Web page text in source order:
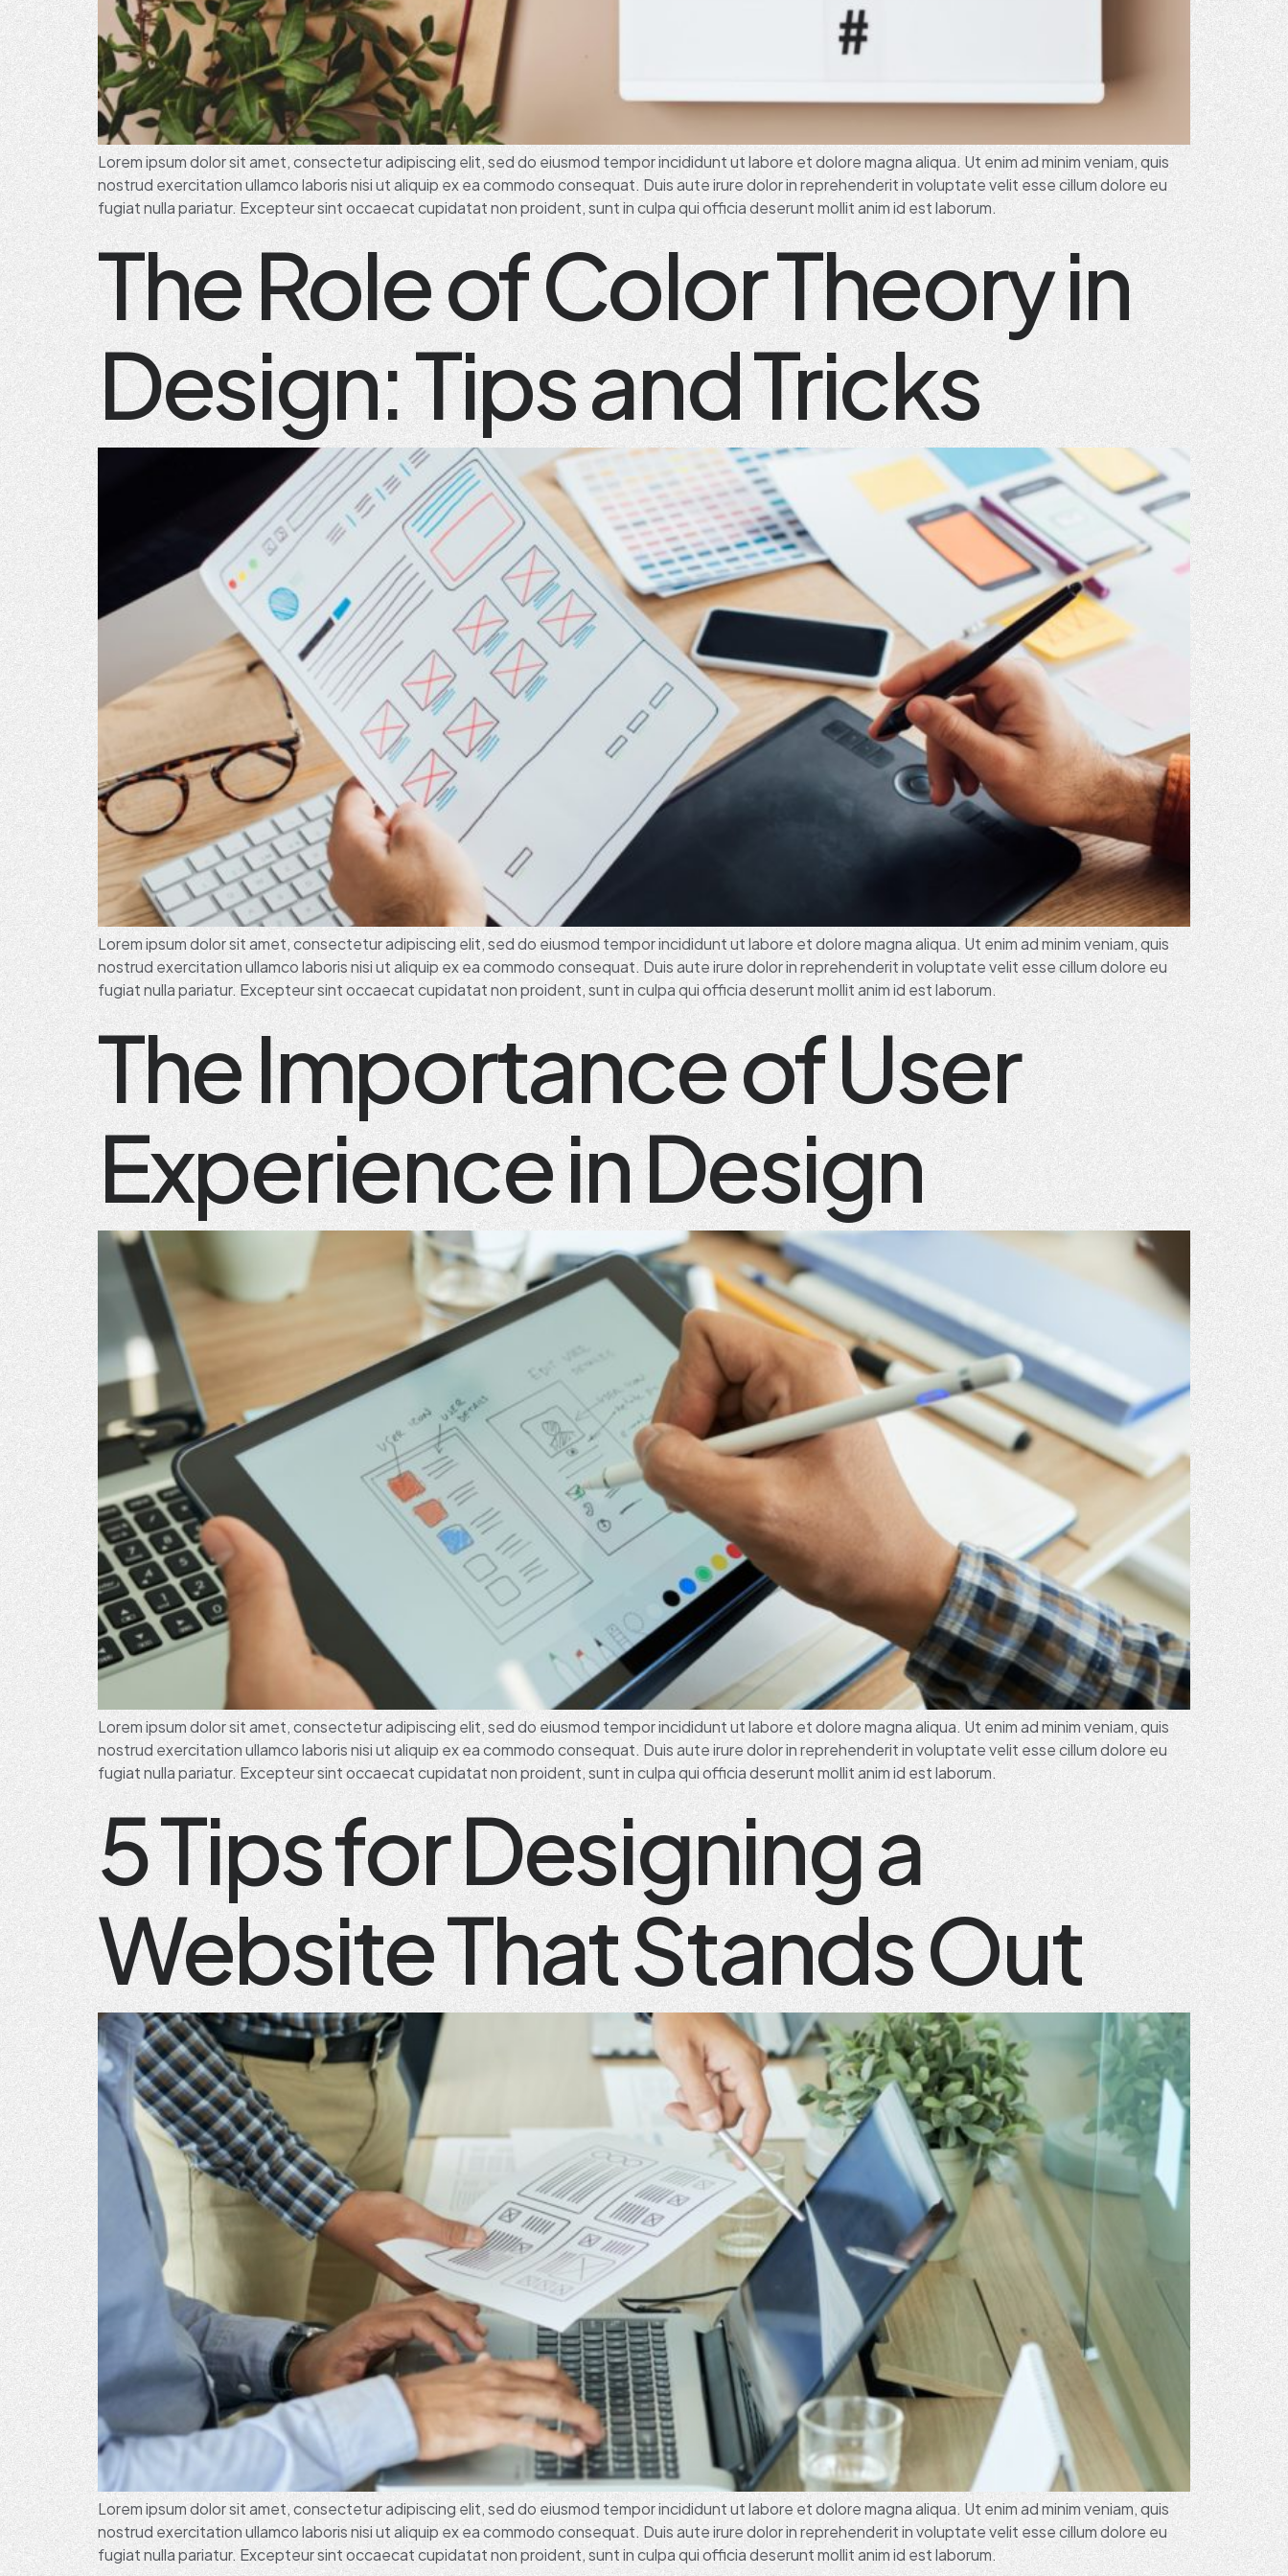
Lorem ipsum dolor sit amet, consectetur adipiscing elit, sed do eiusmod tempor incididunt ut labore et dolore magna aliqua. Ut enim ad minim veniam, quis
nostrud exercitation ullamco laboris nisi ut aliquip ex ea commodo consequat. Duis aute irure dolor in reprehenderit in voluptate velit esse cillum dolore eu
fugiat nulla pariatur. Excepteur sint occaecat cupidatat non proident, sunt in culpa qui officia deserunt mollit anim id est laborum.
The Role of Color Theory in
Design: Tips and Tricks
Lorem ipsum dolor sit amet, consectetur adipiscing elit, sed do eiusmod tempor incididunt ut labore et dolore magna aliqua. Ut enim ad minim veniam, quis
nostrud exercitation ullamco laboris nisi ut aliquip ex ea commodo consequat. Duis aute irure dolor in reprehenderit in voluptate velit esse cillum dolore eu
fugiat nulla pariatur. Excepteur sint occaecat cupidatat non proident, sunt in culpa qui officia deserunt mollit anim id est laborum.
The Importance of User
Experience in Design
Lorem ipsum dolor sit amet, consectetur adipiscing elit, sed do eiusmod tempor incididunt ut labore et dolore magna aliqua. Ut enim ad minim veniam, quis
nostrud exercitation ullamco laboris nisi ut aliquip ex ea commodo consequat. Duis aute irure dolor in reprehenderit in voluptate velit esse cillum dolore eu
fugiat nulla pariatur. Excepteur sint occaecat cupidatat non proident, sunt in culpa qui officia deserunt mollit anim id est laborum.
5 Tips for Designing a
Website That Stands Out
Lorem ipsum dolor sit amet, consectetur adipiscing elit, sed do eiusmod tempor incididunt ut labore et dolore magna aliqua. Ut enim ad minim veniam, quis
nostrud exercitation ullamco laboris nisi ut aliquip ex ea commodo consequat. Duis aute irure dolor in reprehenderit in voluptate velit esse cillum dolore eu
fugiat nulla pariatur. Excepteur sint occaecat cupidatat non proident, sunt in culpa qui officia deserunt mollit anim id est laborum.